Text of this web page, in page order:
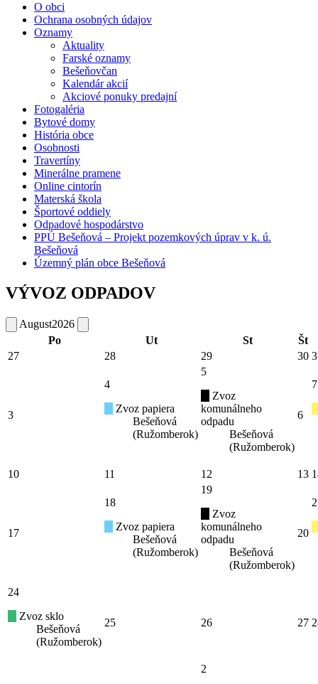
O obci
Ochrana osobných údajov
Oznamy
Aktuality
Farské oznamy
Bešeňovčan
Kalendár akcií
Akciové ponuky predajní
Fotogaléria
Bytové domy
História obce
Osobnosti
Travertíny
Minerálne pramene
Online cintorín
Materská škola
Športové oddiely
Odpadové hospodárstvo
PPÚ Bešeňová – Projekt pozemkových úprav v k. ú.
Bešeňová
Územný plán obce Bešeňová
VÝVOZ ODPADOV
August2026
Po
Ut St
Št
27
28 29 30
3
4
Zvoz papiera
Bešeňová
(Ružomberok)
5
Zvoz
komunálneho
odpadu
Bešeňová
(Ružomberok)
6
7
10 11 12 13
17
18
Zvoz papiera
Bešeňová
(Ružomberok)
19
Zvoz
komunálneho
odpadu
Bešeňová
(Ružomberok)
20
24
Zvoz sklo
Bešeňová
(Ružomberok)
25 26 27
2